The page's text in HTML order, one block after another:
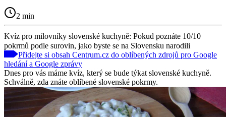
2 min
Kvíz pro milovníky slovenské kuchyně: Pokud poznáte 10/10
pokrmů podle surovin, jako byste se na Slovensku narodili
Přidejte si obsah Centrum.cz do oblíbených zdrojů pro Google
hledání a Google zprávy
Dnes pro vás máme kvíz, který se bude týkat slovenské kuchyně.
Schválně, zda znáte oblíbené slovenské pokrmy.